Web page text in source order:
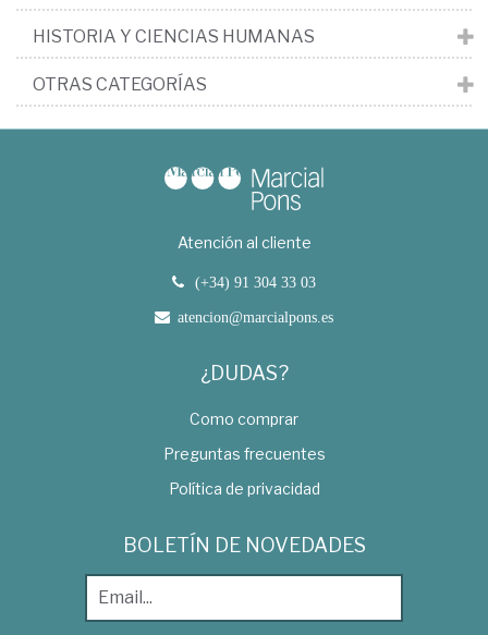
HISTORIA Y CIENCIAS HUMANAS
OTRAS CATEGORÍAS
Atención al cliente
(+34) 91 304 33 03
atencion@marcialpons.es
¿DUDAS?
Como comprar
Preguntas frecuentes
Política de privacidad
BOLETÍN DE NOVEDADES